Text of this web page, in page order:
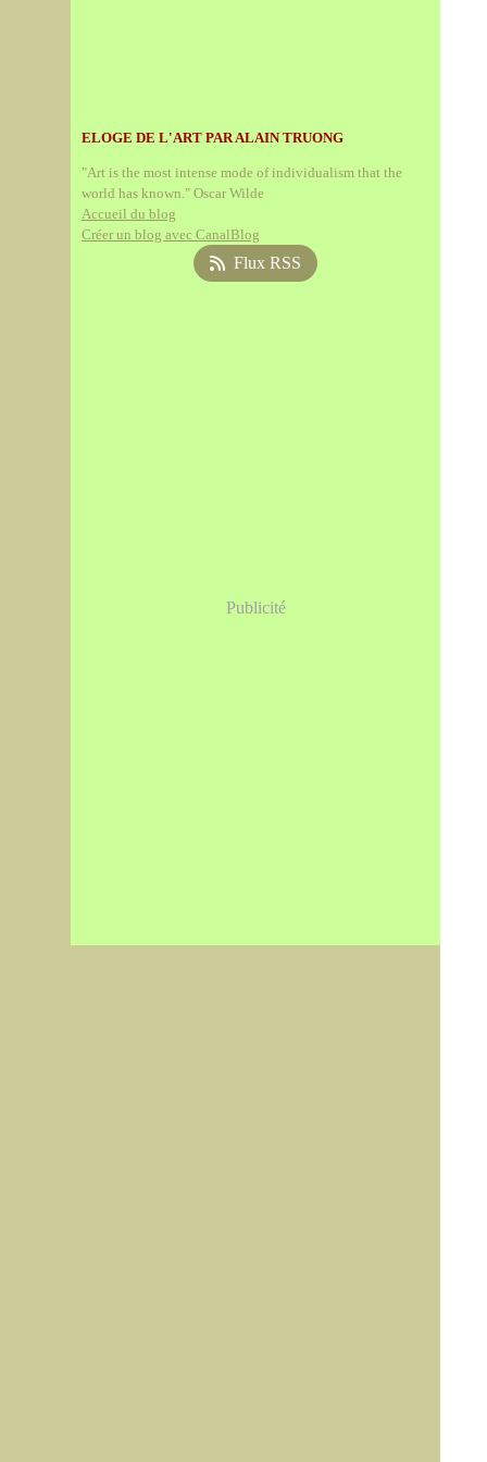
ELOGE DE L'ART PAR ALAIN TRUONG
"Art is the most intense mode of individualism that the
world has known." Oscar Wilde
Accueil du blog
Créer un blog avec CanalBlog
Flux RSS
Publicité